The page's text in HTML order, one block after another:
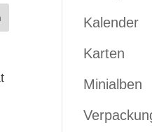
Kalender
Karten
Minialben